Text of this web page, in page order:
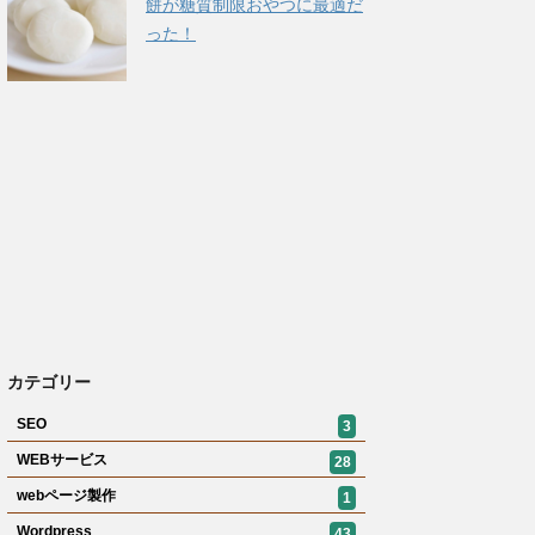
餅が糖質制限おやつに最適だ
った！
カテゴリー
SEO
3
WEBサービス
28
webページ製作
1
Wordpress